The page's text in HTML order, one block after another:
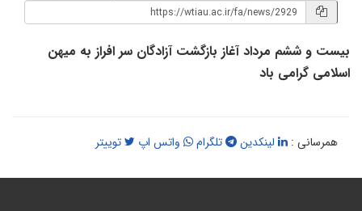
و ششم مرداد آغاز بازگشت آزادگان سر افراز به میهن
گرامی باد
همرسانی : لینکدین تلگرام واتس اپ توییتر